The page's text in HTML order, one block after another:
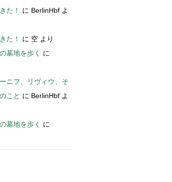
た！ に BerlinHbf よ
た！
に 空 より
墓地を歩く
に
ニフ、リヴィウ、そ
こと に BerlinHbf よ
墓地を歩く
に